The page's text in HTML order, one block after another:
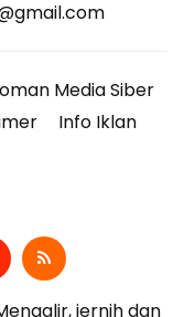
Media Siber
Info Iklan
jernih dan